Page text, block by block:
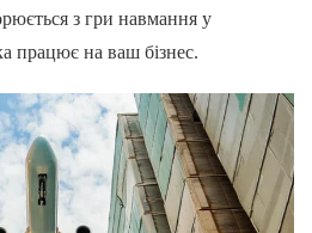
з гри навмання у
працює на ваш бізнес.